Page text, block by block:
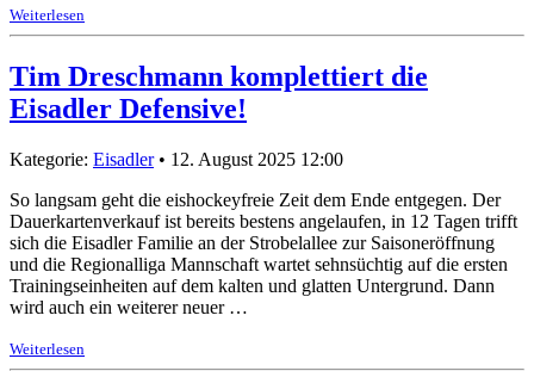
Weiterlesen
Tim Dreschmann komplettiert die
Eisadler Defensive!
Kategorie: Eisadler• 12. August 2025 12:00
So langsam geht die eishockeyfreie Zeit dem Ende entgegen. Der
Dauerkartenverkauf ist bereits bestens angelaufen, in 12 Tagen trifft
sich die Eisadler Familie an der Strobelallee zur Saisoneröffnung
und die Regionalliga Mannschaft wartet sehnsüchtig auf die ersten
Trainingseinheiten auf dem kalten und glatten Untergrund. Dann
wird auch ein weiterer neuer …
Weiterlesen